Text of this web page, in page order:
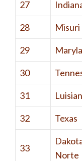
27
28 Misuri
29
30
31
32 Texas
33
Norte